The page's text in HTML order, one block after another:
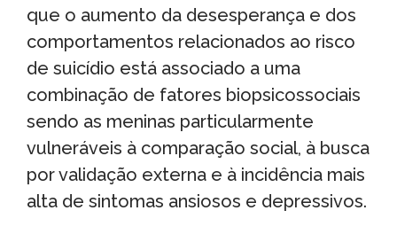
que o aumento da desesperança e dos
comportamentos relacionados ao risco
de suicídio está associado a uma
combinação de fatores biopsicossociais
sendo as meninas particularmente
vulneráveis à comparação social, à busca
por validação externa e à incidência mais
alta de sintomas ansiosos e depressivos.